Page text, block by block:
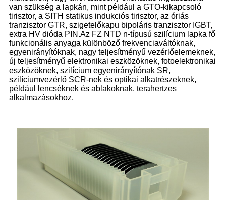
van szükség a lapkán, mint például a GTO-kikapcsoló
tirisztor, a SITH statikus indukciós tirisztor, az óriás
tranzisztor GTR, szigetelőkapu bipoláris tranzisztor IGBT,
extra HV dióda PIN.Az FZ NTD n-típusú szilícium lapka fő
funkcionális anyaga különböző frekvenciaváltóknak,
egyenirányítóknak, nagy teljesítményű vezérlőelemeknek,
új teljesítményű elektronikai eszközöknek, fotoelektronikai
eszközöknek, szilícium egyenirányítónak SR,
szilíciumvezérlő SCR-nek és optikai alkatrészeknek,
például lencséknek és ablakoknak. terahertzes
alkalmazásokhoz.